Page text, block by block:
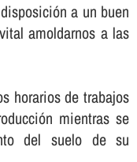
a un buen
amoldarnos a las
horarios de trabajos
mientras se
del suelo de su